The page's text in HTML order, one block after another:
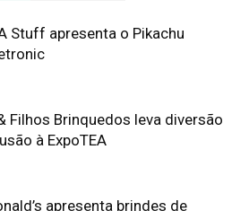
Stuff apresenta o Pikachu
Filhos Brinquedos leva diversão
à ExpoTEA
apresenta brindes de